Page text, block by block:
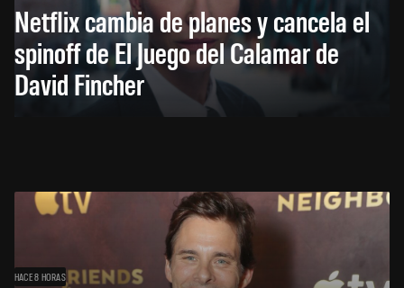
Netflix cambia de planes y cancela el
spinoff de El Juego del Calamar de
David Fincher
HACE 8 HORAS